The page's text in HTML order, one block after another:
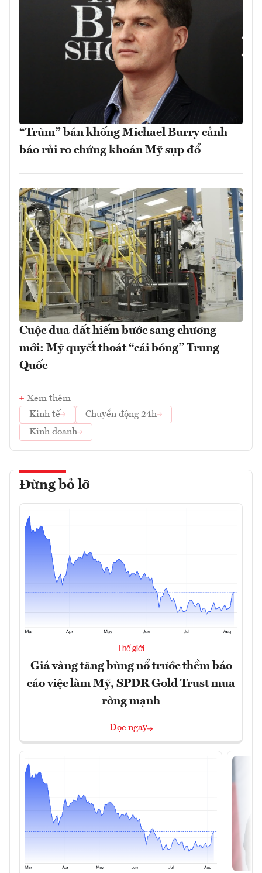
“Trùm” bán khống Michael Burry cảnh
báo rủi ro chứng khoán Mỹ sụp đổ
Cuộc đua đất hiếm bước sang chương
mới: Mỹ quyết thoát “cái bóng” Trung
Quốc
Xem thêm
Kinh tế
Chuyển động 24h
Kinh doanh
Đừng bỏ lỡ
Thế giới
Giá vàng tăng bùng nổ trước thềm báo
cáo việc làm Mỹ, SPDR Gold Trust mua
ròng mạnh
Đọc ngay